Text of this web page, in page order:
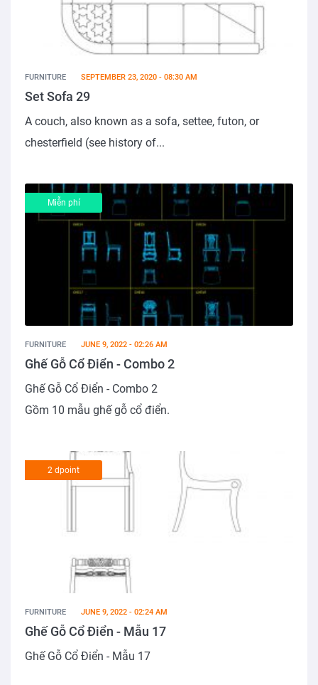
FURNITURE SEPTEMBER 23, 2020 - 08:30 AM
Set Sofa 29
A couch, also known as a sofa, settee, futon, or
chesterfield (see history of...
Miễn phí
FURNITURE JUNE 9, 2022 - 02:26 AM
Ghế Gỗ Cổ Điển - Combo 2
Ghế Gỗ Cổ Điển - Combo 2
Gồm 10 mẫu ghế gỗ cổ điển.
2 dpoint
FURNITURE JUNE 9, 2022 - 02:24 AM
Ghế Gỗ Cổ Điển - Mẫu 17
Ghế Gỗ Cổ Điển - Mẫu 17